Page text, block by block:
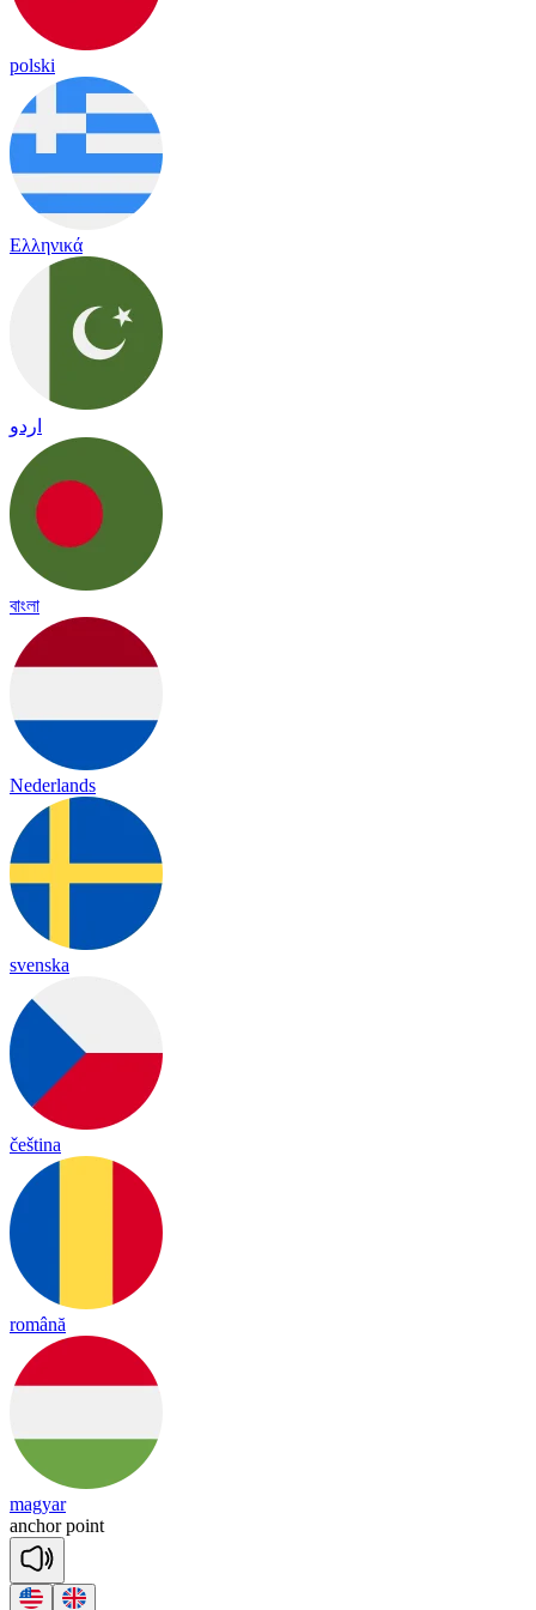
polski
Ελληνικά
اردو
বাংলা
Nederlands
svenska
čeština
română
magyar
anchor point